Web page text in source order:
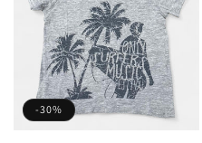
-30%